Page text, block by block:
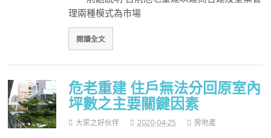
理兩種模式為市場
閱讀全文
危老重建 住戶無法分回原室內
坪數之主要關鍵因素
大家之好伙伴 2020-04-25 房地產